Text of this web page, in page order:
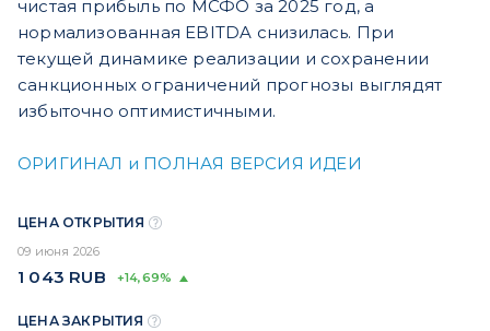
чистая прибыль по МСФО за 2025 год, а
нормализованная EBITDA снизилась. При
текущей динамике реализации и сохранении
санкционных ограничений прогнозы выглядят
избыточно оптимистичными.
ОРИГИНАЛ и ПОЛНАЯ ВЕРСИЯ ИДЕИ
ЦЕНА ОТКРЫТИЯ
09 июня 2026
1 043 RUB +14,69%
ЦЕНА ЗАКРЫТИЯ